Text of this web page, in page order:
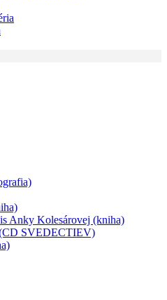
Anky Kolesárovej (kniha)
SVEDECTIEV)